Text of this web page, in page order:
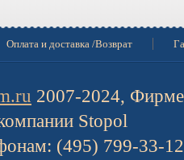
Оплата и доставка /Возврат
2007-2024,
Stopol
(495) 799-33-